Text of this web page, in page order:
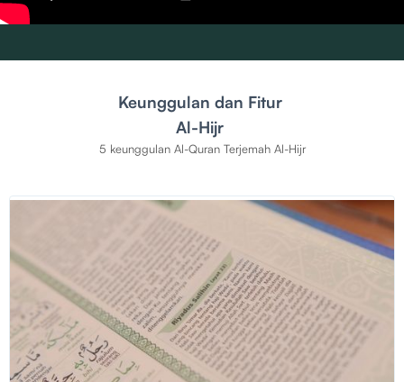
Keunggulan dan Fitur
Al-Hijr
5 keunggulan Al-Quran Terjemah Al-Hijr